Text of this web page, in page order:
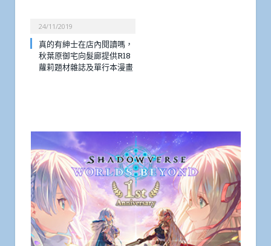
24/11/2019
真的有紳士在店內閱讀嗎，
秋葉原御宅向髮廊提供R18
蘿莉題材雜誌及單行本漫畫